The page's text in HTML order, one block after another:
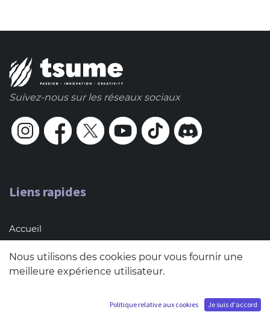
Suivez-nous sur les réseaux sociaux
Liens rapides
Accueil
Blog
Terms & conditions of sales
Nous utilisons des cookies pour vous fournir une
meilleure expérience utilisateur.
Politique relative aux cookies Je suis d'accord